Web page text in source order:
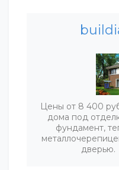
Цены от 8 400
дома под
фундамент,
дверью.